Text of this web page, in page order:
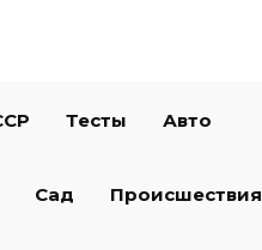
Тесты Авто
Сад Происшествия